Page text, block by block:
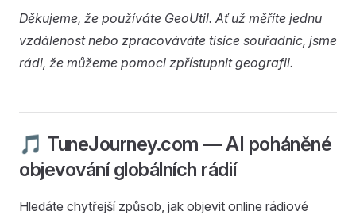
Děkujeme, že používáte GeoUtil. Ať už měříte jednu
vzdálenost nebo zpracováváte tisíce souřadnic, jsme
rádi, že můžeme pomoci zpřístupnit geografii.
🎵 TuneJourney.com — AI poháněné
objevování globálních rádií
Hledáte chytřejší způsob, jak objevit online rádiové